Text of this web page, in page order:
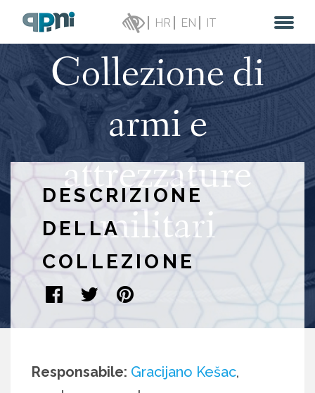
HR EN IT
Collezione di
armi e
attrezzature
militari
DESCRIZIONE
DELLA
COLLEZIONE
Responsabile: Gracijano Kešac,